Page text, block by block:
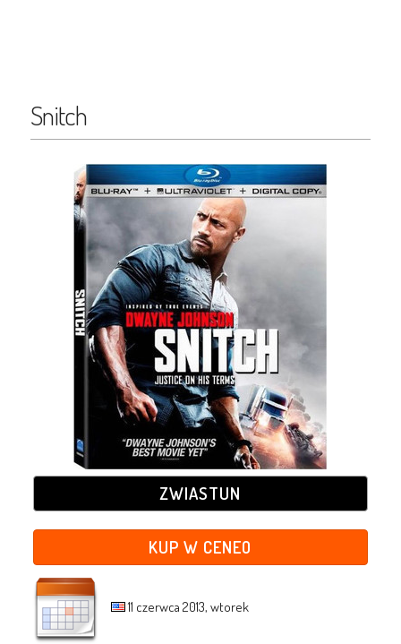
Snitch
ZWIASTUN
KUP W CENEO
11 czerwca 2013, wtorek